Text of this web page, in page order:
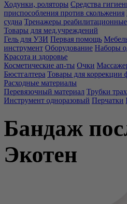
Ходунки, роляторы Средства
приспособления против скольжения
судна Тренажеры реабилитационные
Товары для мед.учреждений
Гель для УЗИ Первая помощь
инструмент Оборудование Наборы
Красота и здоровье
Косметические ап-ты Очки
Бюстгалтера Товары для коррекции
Расходные материалы
Перевязочный материал Трубки
Инструмент одноразовый Перчатки
Бандаж
Экотен